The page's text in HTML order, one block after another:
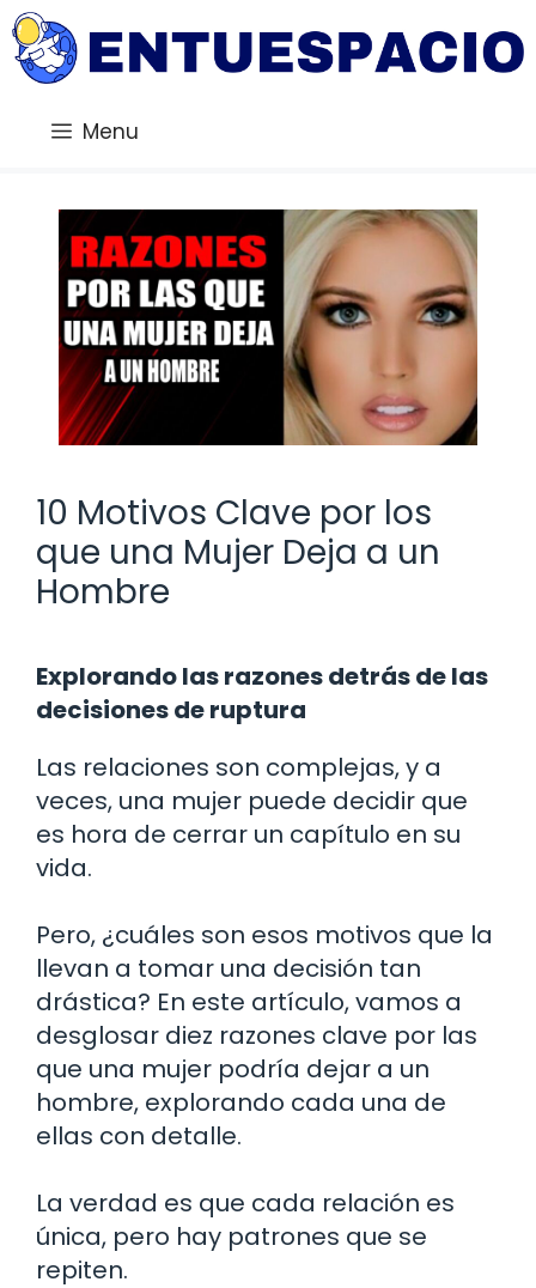
Saltar
al
contenido
Menu
10 Motivos Clave por los
que una Mujer Deja a un
Hombre
Explorando las razones detrás de las
decisiones de ruptura
Las relaciones son complejas, y a
veces, una mujer puede decidir que
es hora de cerrar un capítulo en su
vida.
Pero, ¿cuáles son esos motivos que la
llevan a tomar una decisión tan
drástica? En este artículo, vamos a
desglosar diez razones clave por las
que una mujer podría dejar a un
hombre, explorando cada una de
ellas con detalle.
La verdad es que cada relación es
única, pero hay patrones que se
repiten.